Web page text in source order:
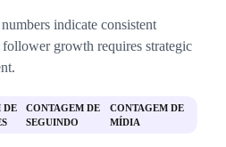
indicate consistent
growth requires strategic
DE
CONTAGEM DE
SEGUINDO
CONTAGEM DE
MÍDIA